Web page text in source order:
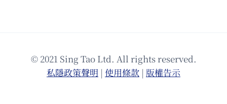
© 2021 Sing Tao Ltd. All rights reserved.
私隱政策聲明 | 使⽤條款 | 版權告⽰